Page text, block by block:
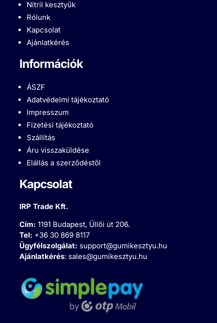
Nitril kesztyűk
Rólunk
Kapcsolat
Ajánlatkérés
Információk
ÁSZF
Adatvédelmi tájékoztató
Impresszum
Fizetési tájékoztató
Szállítás
Áru visszaküldése
Elállás a szerződéstől
Kapcsolat
IRP Trade Kft.
Cím:1191 Budapest, Üllői út 206.
Tel: +36 30 869 8117
Ügyfélszolgálat: support@gumikesztyu.hu
Ajánlatkérés: sales@gumikesztyu.hu